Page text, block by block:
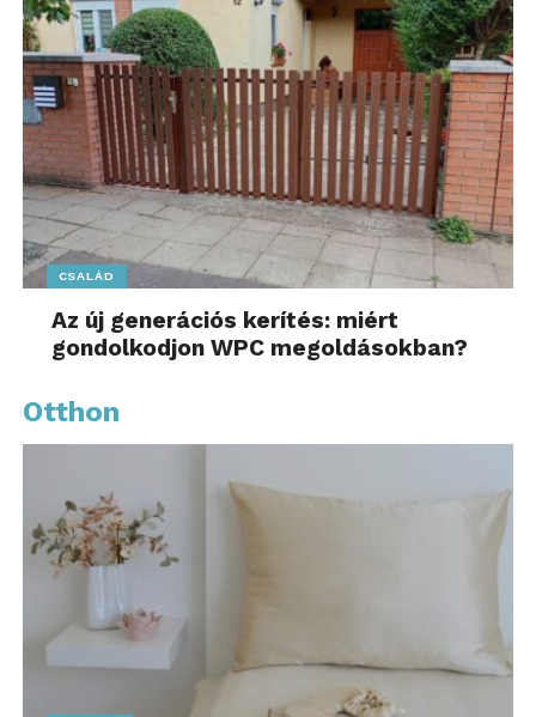
CSALÁD
Az új generációs kerítés: miért
gondolkodjon WPC megoldásokban?
Otthon